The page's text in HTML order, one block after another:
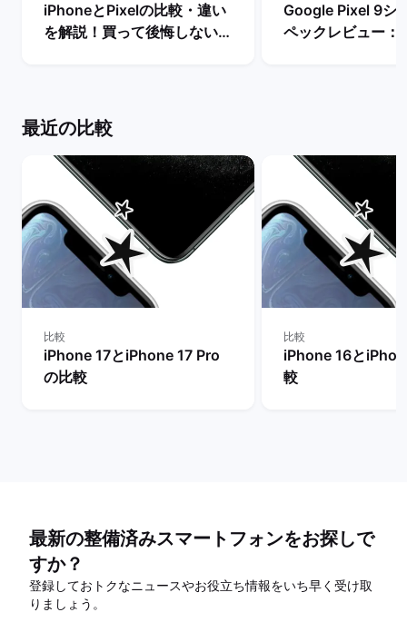
iPhoneとPixelの比較・違い
を解説！買って後悔しない機
Google Pixel 9シ
ペックレビュー：
最近の比較
比較
iPhone 17とiPhone 17 Pro
の比較
比較
iPhone 16と
較
最新の整備済みスマートフォンをお探しで
すか？
登録しておトクなニュースやお役立ち情報をいち早く受け取
りましょう。